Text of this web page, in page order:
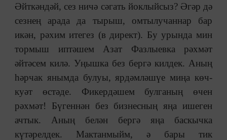
Әйткәндәй, сез ничә сәгать йоклыйсыз? Әгәр дә
сезнең арада да тырыш, омтылучаннар бар
икән, рәхим итегез (в директ). Бу урында мин
тормыш иптәшем Азат Фазлыевка рәхмәт
әйтәсем килә. Уңышка без бергә килдек. Аның
һәрчак янымда булуы, ярдәмләшүе миңа көч-
куәт өстәде. Фикердәшем булганың өчен
рәхмәт! Бүгеннән без бизнесның яңа ишеген
ачтык. Аның белән бергә яңа баскычка
күтәрелдек. Мактанмыйм, ә бары тик